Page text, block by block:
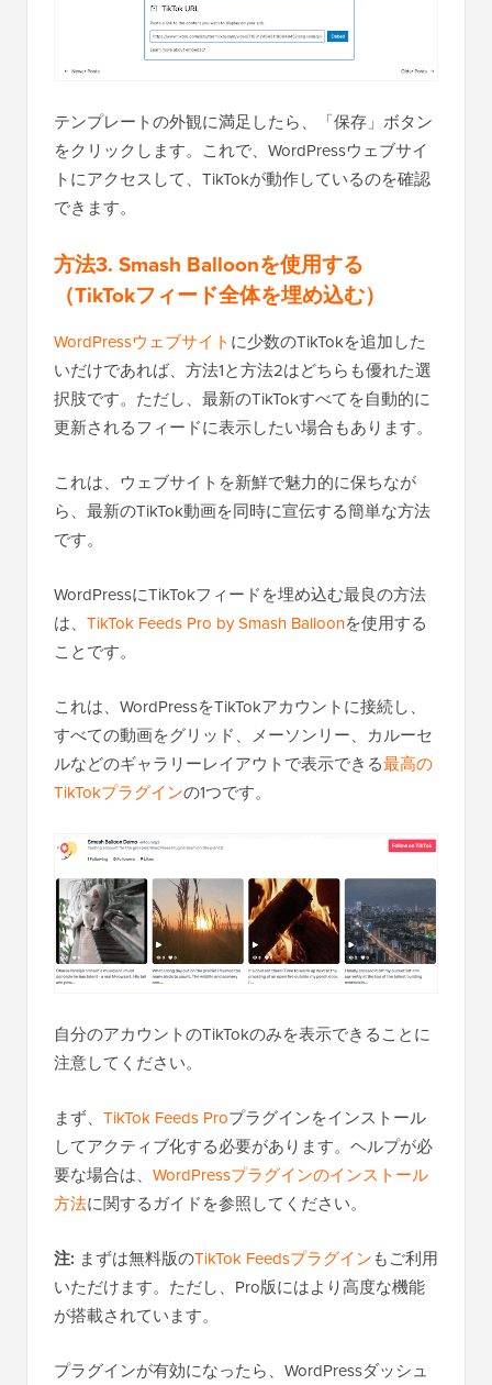
テンプレートの外観に満足したら、「保存」ボタン
をクリックします。これで、WordPressウェブサイ
トにアクセスして、TikTokが動作しているのを確認
できます。
方法3. Smash Balloonを使用する
（TikTokフィード全体を埋め込む）
WordPressウェブサイトに少数のTikTokを追加した
いだけであれば、方法1と方法2はどちらも優れた選
択肢です。ただし、最新のTikTokすべてを自動的に
更新されるフィードに表示したい場合もあります。
これは、ウェブサイトを新鮮で魅力的に保ちなが
ら、最新のTikTok動画を同時に宣伝する簡単な方法
です。
WordPressにTikTokフィードを埋め込む最良の方法
は、 TikTok Feeds Pro by Smash Balloonを使用する
ことです。
これは、WordPressをTikTokアカウントに接続し、
すべての動画をグリッド、メーソンリー、カルーセ
ルなどのギャラリーレイアウトで表示できる最高の
TikTokプラグインの1つです。
自分のアカウントのTikTokのみを表示できることに
注意してください。
まず、 TikTok Feeds Proプラグインをインストール
してアクティブ化する必要があります。ヘルプが必
要な場合は、 WordPressプラグインのインストール
方法に関するガイドを参照してください。
注: まずは無料版のTikTok Feedsプラグインもご利用
いただけます。ただし、Pro版にはより高度な機能
が搭載されています。
プラグインが有効になったら、WordPressダッシュ